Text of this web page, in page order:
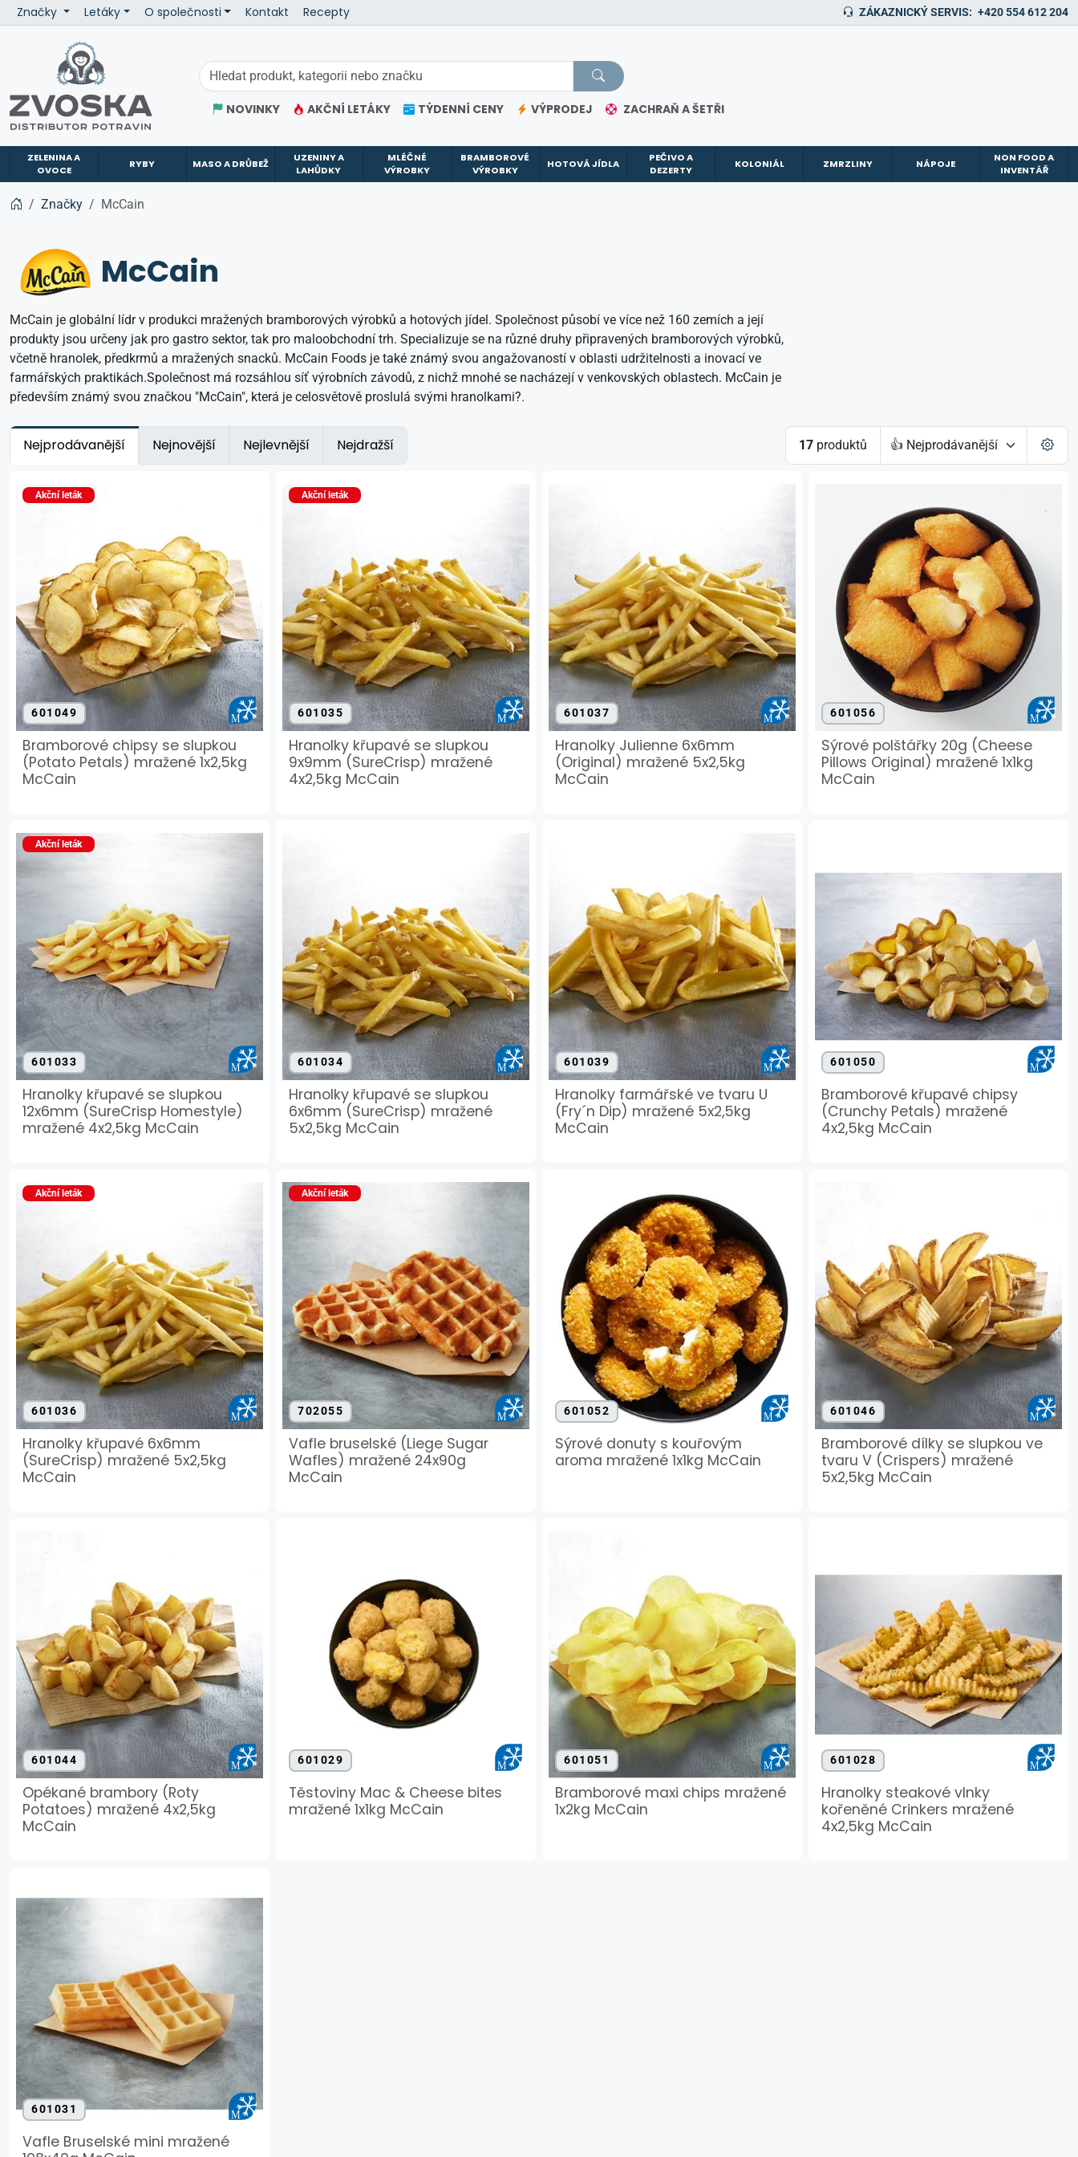
Značky Letáky O společnosti Kontakt Recepty ZÁKAZNICKÝ SERVIS: +420 554 612 204
NOVINKY AKČNÍ LETÁKY TÝDENNÍ CENY VÝPRODEJ ZACHRAŇ A ŠETŘI
ZELENINA A
OVOCE
RYBY MASO A DRŮBEŽ
UZENINY A
LAHŮDKY
MLÉČNÉ
VÝROBKY
BRAMBOROVÉ
VÝROBKY
HOTOVÁ JÍDLA
PEČIVO A
DEZERTY
KOLONIÁL ZMRZLINY NÁPOJE
NON FOOD A
INVENTÁŘ
Značky McCain
McCain
McCain je globální lídr v produkci mražených bramborových výrobků a hotových jídel. Společnost působí ve více než 160 zemích a její
produkty jsou určeny jak pro gastro sektor, tak pro maloobchodní trh. Specializuje se na různé druhy připravených bramborových výrobků,
včetně hranolek, předkrmů a mražených snacků. McCain Foods je také známý svou angažovaností v oblasti udržitelnosti a inovací ve
farmářských praktikách.Společnost má rozsáhlou síť výrobních závodů, z nichž mnohé se nacházejí v venkovských oblastech. McCain je
především známý svou značkou "McCain", která je celosvětově proslulá svými hranolkami?.
Nejprodávanější Nejnovější Nejlevnější Nejdražší 17 produktů
Akční leták
601049
Bramborové chipsy se slupkou
(Potato Petals) mražené 1x2,5kg
McCain
Akční leták
601035
Hranolky křupavé se slupkou
9x9mm (SureCrisp) mražené
4x2,5kg McCain
601037
Hranolky Julienne 6x6mm
(Original) mražené 5x2,5kg
McCain
601056
Sýrové polštářky 20g (Cheese
Pillows Original) mražené 1x1kg
McCain
Akční leták
601033
Hranolky křupavé se slupkou
12x6mm (SureCrisp Homestyle)
mražené 4x2,5kg McCain
601034
Hranolky křupavé se slupkou
6x6mm (SureCrisp) mražené
5x2,5kg McCain
601039
Hranolky farmářské ve tvaru U
(Fry´n Dip) mražené 5x2,5kg
McCain
601050
Bramborové křupavé chipsy
(Crunchy Petals) mražené
4x2,5kg McCain
Akční leták
601036
Hranolky křupavé 6x6mm
(SureCrisp) mražené 5x2,5kg
McCain
Akční leták
702055
Vafle bruselské (Liege Sugar
Wafles) mražené 24x90g
McCain
601052
Sýrové donuty s kouřovým
aroma mražené 1x1kg McCain
601046
Bramborové dílky se slupkou ve
tvaru V (Crispers) mražené
5x2,5kg McCain
601044
Opékané brambory (Roty
Potatoes) mražené 4x2,5kg
McCain
601029
Těstoviny Mac & Cheese bites
mražené 1x1kg McCain
601051
Bramborové maxi chips mražené
1x2kg McCain
601028
Hranolky steakové vlnky
kořeněné Crinkers mražené
4x2,5kg McCain
601031
Vafle Bruselské mini mražené